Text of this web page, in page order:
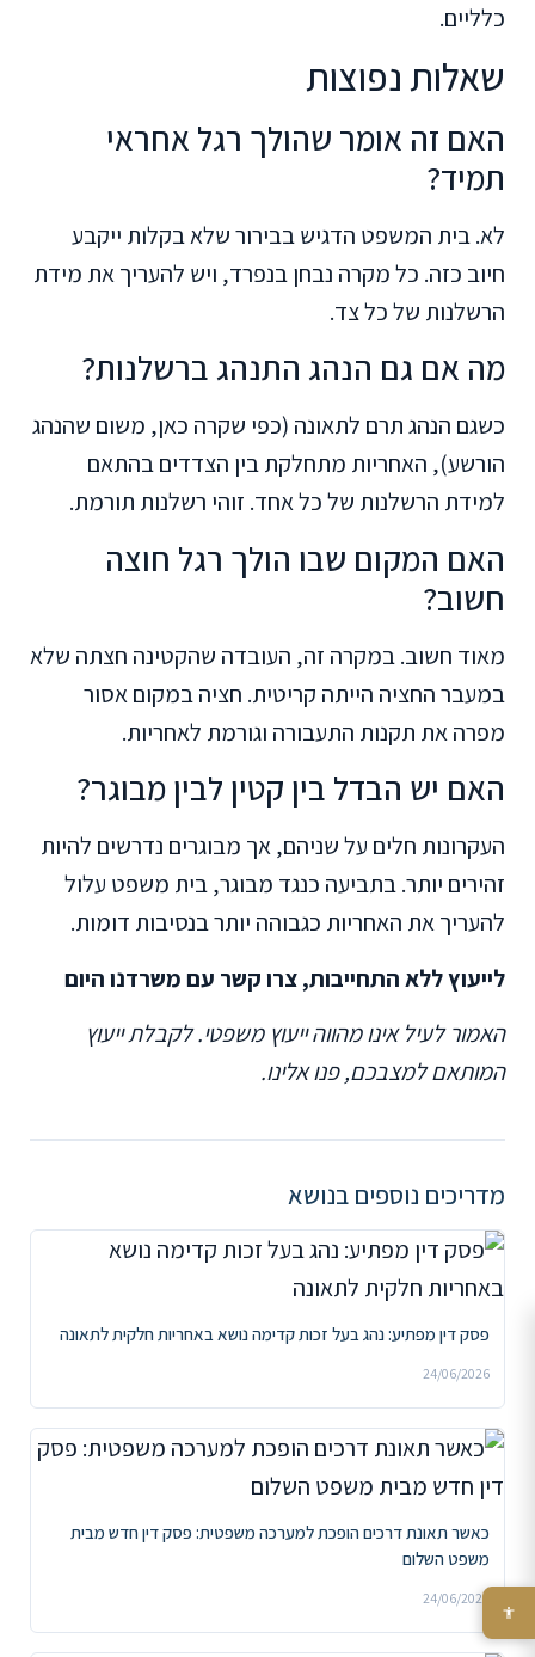
כלליים.
שאלות נפוצות
האם זה אומר שהולך רגל אחראי
תמיד?
לא. בית המשפט הדגיש בבירור שלא בקלות ייקבע
חיוב כזה. כל מקרה נבחן בנפרד, ויש להעריך את מידת
הרשלנות של כל צד.
מה אם גם הנהג התנהג ברשלנות?
כשגם הנהג תרם לתאונה (כפי שקרה כאן, משום שהנהג
הורשע), האחריות מתחלקת בין הצדדים בהתאם
למידת הרשלנות של כל אחד. זוהי רשלנות תורמת.
האם המקום שבו הולך רגל חוצה
חשוב?
מאוד חשוב. במקרה זה, העובדה שהקטינה חצתה שלא
במעבר החציה הייתה קריטית. חציה במקום אסור
מפרה את תקנות התעבורה וגורמת לאחריות.
האם יש הבדל בין קטין לבין מבוגר?
העקרונות חלים על שניהם, אך מבוגרים נדרשים להיות
זהירים יותר. בתביעה כנגד מבוגר, בית משפט עלול
להעריך את האחריות כגבוהה יותר בנסיבות דומות.
לייעוץ ללא התחייבות, צרו קשר עם משרדנו היום
האמור לעיל אינו מהווה ייעוץ משפטי. לקבלת ייעוץ
המותאם למצבכם, פנו אלינו.
מדריכים נוספים בנושא
פסק דין מפתיע: נהג בעל זכות קדימה נושא באחריות חלקית לתאונה
24/06/2026
כאשר תאונת דרכים הופכת למערכה משפטית: פסק דין חדש מבית
משפט השלום
24/06/2026